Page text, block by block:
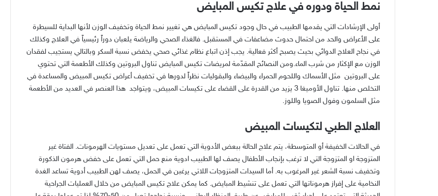
نمط الحياة ودوره في علاج تكيس المبايض
أولى الإرشادات التي يقدمها الطبيب في حال وجود تكيس المبايض هي تغيير نمط الحياة وتخفيف الوزن لأنها البداية للسيطرة
على الأعراض والحد من احتمال حدوث مضاعفات في المستقبل. فالغذاء الصحي والرياضة يلعبان دوراً رئيسياً في العلاج وكذلك
في نجاح العلاج الدوائي بحيث يصبح أكثر فعالية. يجب إذن اتباع نظام غذائي صحي يخفض نسبة السكر وبالتالي يستجيب لفقدان
الوزن مع الإكثار من شرب الماء.ومن النصائح المقدّمة لمريضات تكيس المبايض تناول البروتين وكذلك الأطعمة التي تحتوي
على البروتين مثل الأسماك واللحوم الحمراء والبيضاء والبقوليات نظراً لدورها في تخفيف أعراض تكيس المبيض والمساعدة في
التخلص منها. تناول الأوميغا يزيد من القدرة على القضاء على تكيسات المبيض، ويتواجد هذا العنصر في العديد من الأطعمة
مثل السلمون وفول الصويا واللوز.
العلاج الطبي لتكيسات المبيض
في الحالات الخفيفة أو المتوسطة، يتم علاج الحالة ببعض الأدوية التي تعمل على تعديل مستويات الهرمونات. الفتاة غير
المتزوجة او المتزوجة التي لا ترغب بإنجاب الأطفال يصف لها الطبيب ادوية منع حمل التي تعمل على خفض هرمون الذكورة
وتخفيف نسبة الشعر غير المرغوب به. أما السيدات المتزوجات اللاتي يرغبن في الحمل، يصف لهن الطبيب أدوية تساعد الغدة
النخامية على إفراز هرموناتها التي تعمل على تنشيط المبايض. كما يمكن علاج تكيس المبايض من خلال العمليات الجراحية